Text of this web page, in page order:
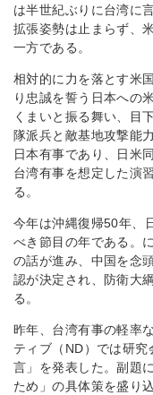
は半世紀ぶりに台湾に
拡張姿勢は止まらず、
一方である。
相対的に力を落とす米
り忠誠を誓う日本への
くまいと振る舞い、目
隊派兵と敵基地攻撃能
日本有事であり、日米
台湾有事を想定した演
る。
今年は沖縄復帰50年、
べき節目の年である。
の話が進み、中国を念
認が決定され、防衛大
る。
昨年、台湾有事の軽率
ティブ（ND）では研
言」を発表した。副題
ため」の具体策を盛り